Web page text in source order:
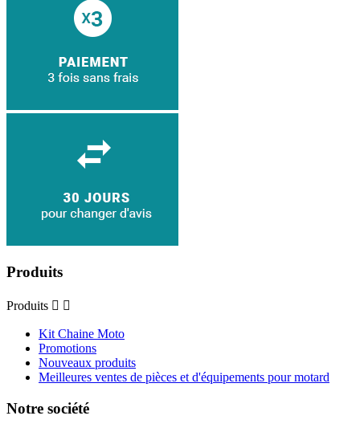
Produits
Produits  
Kit Chaine Moto
Promotions
Nouveaux produits
Meilleures ventes de pièces et d'équipements pour motard
Notre société